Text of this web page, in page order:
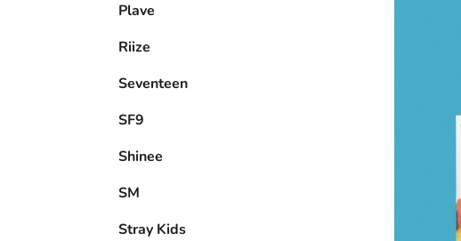
Plave
Riize
Seventeen
SF9
Shinee
SM
Stray Kids